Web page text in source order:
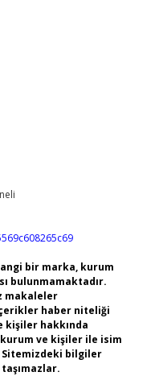
bir marka, kurum
bulunmamaktadır.
makaleler
haber niteliği
kişiler hakkında
kurum ve kişiler ile isim
bilgiler